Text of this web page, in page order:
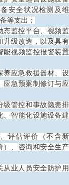
安全状况检测及维
等支出；
态监控平台、视频监
升级改造，以及具有
能视频监控报警装置
养应急救援器材、设
应急预案制修订与应
级管控和事故隐患排
、智能化设施设备建
评估评价（不含新
）、咨询和安全生产
从业人员安全防护用